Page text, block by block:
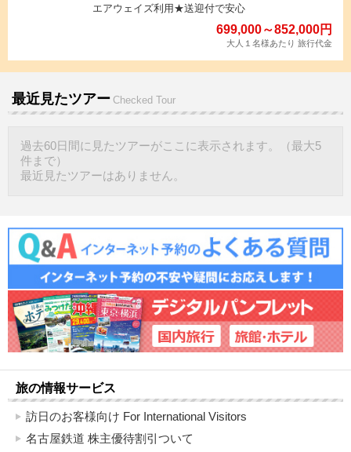
エアウェイズ利用★送迎付で安心
699,000～852,000円
最近見たツアー Checked Tour
過去60日間に見たツアーがここに表示されます。（最大5
件まで）
最近見たツアーはありません。
旅の情報サービス
訪日のお客様向け For International Visitors
名古屋鉄道 株主優待割引ついて